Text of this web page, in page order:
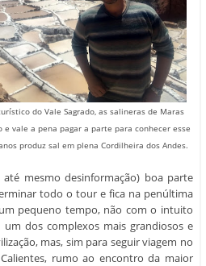
do Vale Sagrado, as salineras de Maras
vale a pena pagar a parte para conhecer esse
produz sal em plena Cordilheira dos Andes.
mesmo desinformação) boa parte
todo o tour e fica na penúltima
pequeno tempo, não com o intuito
dos complexos mais grandiosos e
mas, sim para seguir viagem no
rumo ao encontro da maior